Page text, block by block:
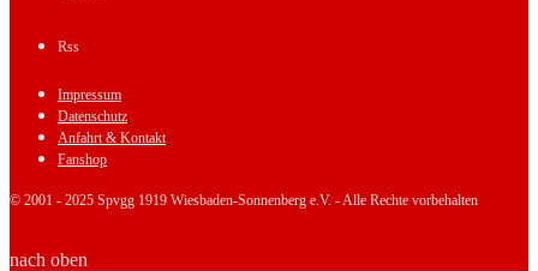
Rss
Impressum
Datenschutz
Anfahrt & Kontakt
Fanshop
© 2001 - 2025 Spvgg 1919 Wiesbaden-Sonnenberg e.V. - Alle Rechte vorbehalten
nach oben